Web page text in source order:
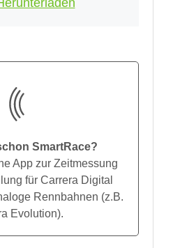
SmartRace?
App zur Zeitmessung
für Carrera Digital
Rennbahnen (z.B.
Evolution).